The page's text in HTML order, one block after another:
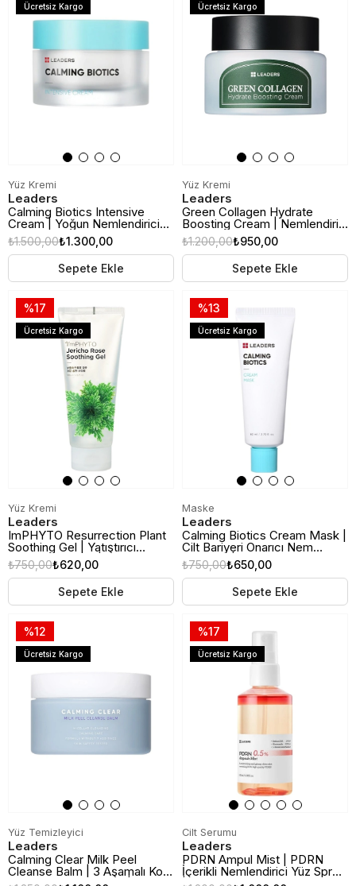
Yüz Kremi
Leaders
Calming Biotics Intensive
Cream | Yoğun Nemlendirici
ve Cilt Bariyeri Onarıcı Yüz
Kremi | 50ml₺1.300,00
₺1.500,00
Sepete Ekle
Ücretsiz Kargo
Yüz Kremi
Leaders
Green Collagen Hydrate
Boosting Cream | Nemlendirici
ve Cilt Bariyeri Destekleyici
Yüz Kremi | 50ml
₺950,00
₺1.200,00
Sepete Ekle
Ücretsiz Kargo
Yüz Kremi
Leaders
ImPHYTO Resurrection Plant
Soothing Gel | Yatıştırıcı
Nemlendirici Jel | 200ml
₺620,00
₺750,00
Sepete Ekle
%17
Ücretsiz Kargo
Maske
Leaders
Calming Biotics Cream Mask |
Cilt Bariyeri Onarıcı Nem
Maskesi | 80ml
₺650,00
₺750,00
Sepete Ekle
%13
Ücretsiz Kargo
Yüz Temizleyici
Leaders
Calming Clear Milk Peel
Cleanse Balm | 3 Aşamalı Kore
Yüz Temizleme Balmı | 180ml
%12
Ücretsiz Kargo
Cilt Serumu
Leaders
PDRN Ampul Mist | PDRN
İçerikli Nemlendirici Yüz Spreyi
| 100ml
%17
Ücretsiz Kargo